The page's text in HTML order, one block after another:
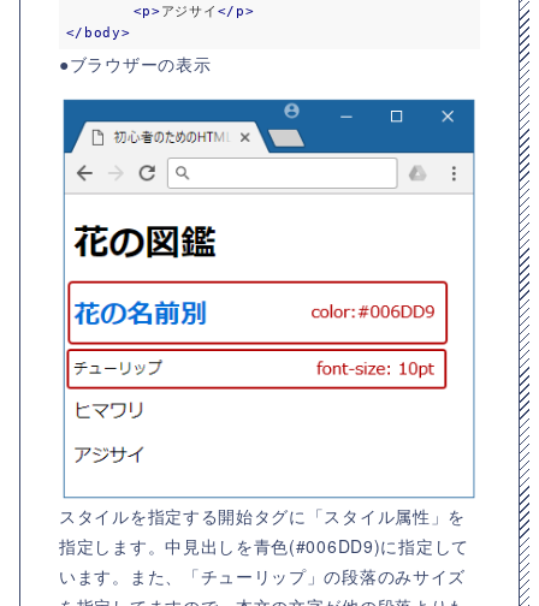
<p>アジサイ </ p>
</ body>
●ブラウザーの表示
スタイルを指定する開始タグに「スタイル属性」を
指定します。中見出しを青色(#006DD9)に指定して
います。また、「チューリップ」の段落のみサイズ